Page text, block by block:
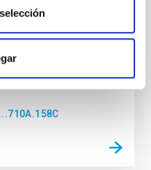
outskirts. However,
the age-metallicity